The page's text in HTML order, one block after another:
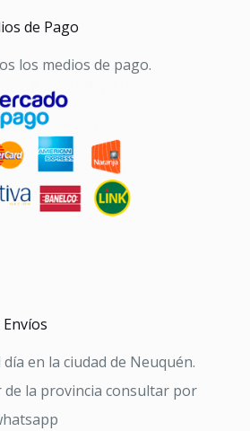
de Pago
los medios de pago.
Envíos
en la ciudad de Neuquén.
la provincia consultar por